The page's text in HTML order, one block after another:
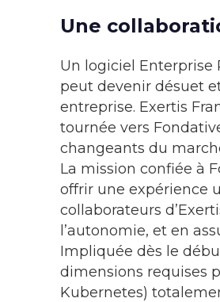
Une
Un logiciel Enterprise
peut devenir désuet
entreprise. Exertis
tournée vers
changeants du
La mission confiée à
offrir une expérience
collaborateurs
l’autonomie, et en
Impliquée dès le
dimensions requises
Kubernetes)